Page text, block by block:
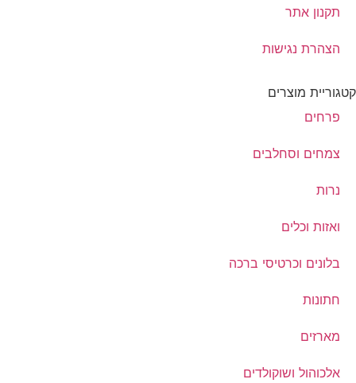
תקנון אתר
הצהרת נגישות
קטגוריית מוצרים
פרחים
צמחים וסחלבים
נרות
ואזות וכלים
בלונים וכרטיסי ברכה
חתונות
מארזים
אלכוהול ושוקולדים